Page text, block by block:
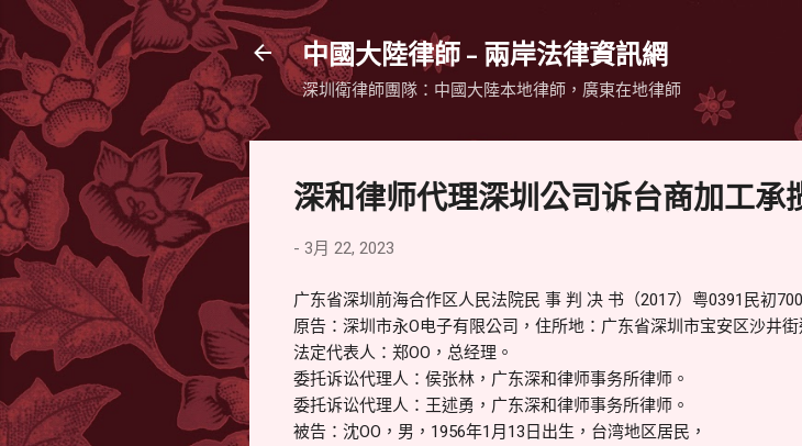
中國大陸律師 - 兩岸法律資訊網
深圳衛律師團隊：中國大陸本地律師，廣東在地律師
深和律师代理深圳公司诉台商加工承
- 3月 22, 2023
广东省深圳前海合作区人民法院民 事 判 决 书（2017）粤0391民初
原告：深圳市永O电子有限公司，住所地：广东省深圳市宝安区沙井
法定代表人：郑OO，总经理。
委托诉讼代理人：侯张林，广东深和律师事务所律师。
委托诉讼代理人：王述勇，广东深和律师事务所律师。
被告：沈OO，男，1956年1月13日出生，台湾地区居民，